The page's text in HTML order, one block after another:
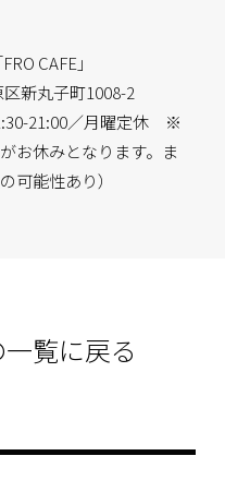
CAFE」
新丸子町1008-2
21:00／月曜定休 ※
お休みとなります。ま
可能性あり）
覧に戻る